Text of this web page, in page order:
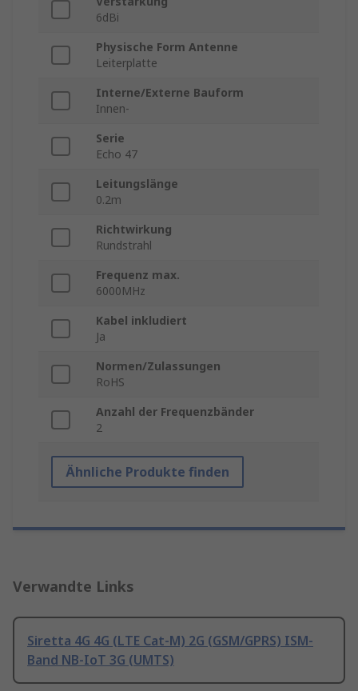
6dBi
Physische Form Antenne
Leiterplatte
Interne/Externe Bauform
Innen-
Serie
Echo 47
Leitungslänge
0.2m
Richtwirkung
Rundstrahl
Frequenz max.
6000MHz
Kabel inkludiert
Ja
Normen/Zulassungen
RoHS
Anzahl der Frequenzbänder
2
Ähnliche Produkte finden
Verwandte Links
Siretta 4G 4G (LTE Cat-M) 2G (GSM/GPRS) ISM-
Band NB-IoT 3G (UMTS)